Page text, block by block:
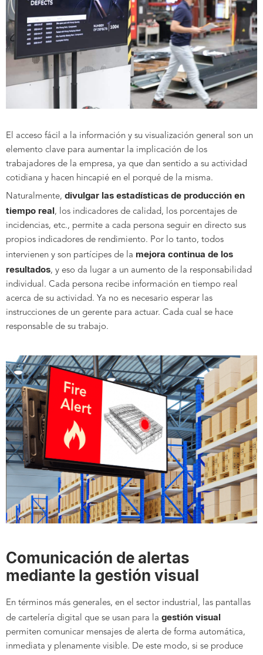
El acceso fácil a la información y su visualización general son un
elemento clave para aumentar la implicación de los
trabajadores de la empresa, ya que dan sentido a su actividad
cotidiana y hacen hincapié en el porqué de la misma.
Naturalmente, divulgar las estadísticas de producción en
tiempo real, los indicadores de calidad, los porcentajes de
incidencias, etc., permite a cada persona seguir en directo sus
propios indicadores de rendimiento. Por lo tanto, todos
intervienen y son partícipes de la mejora continua de los
resultados, y eso da lugar a un aumento de la responsabilidad
individual. Cada persona recibe información en tiempo real
acerca de su actividad. Ya no es necesario esperar las
instrucciones de un gerente para actuar. Cada cual se hace
responsable de su trabajo.
Comunicación de alertas
mediante la gestión visual
En términos más generales, en el sector industrial, las pantallas
de cartelería digital que se usan para la gestión visual
permiten comunicar mensajes de alerta de forma automática,
inmediata y plenamente visible. De este modo, si se produce